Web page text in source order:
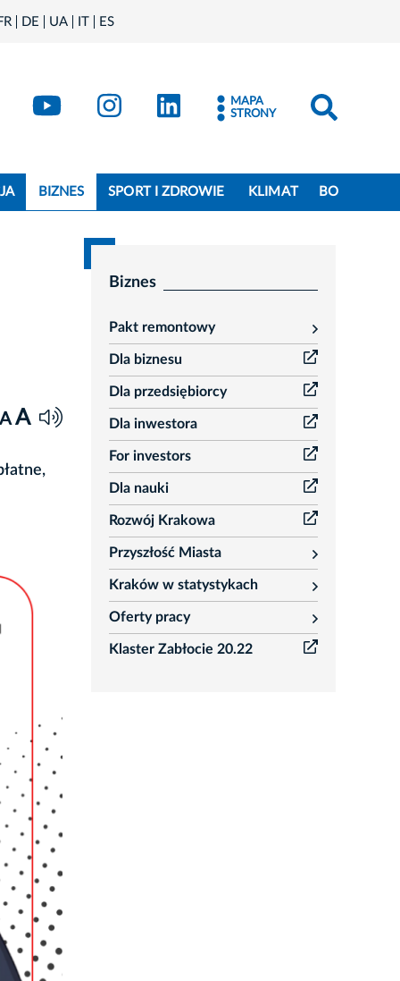
DE UA IT ES
Kraków - X
Kraków - YouTube
Kraków - Instagram
Kraków - LinkedIn
MAPA
STRONY
BIZNES SPORT I ZDROWIE KLIMAT BO
A A
Biznes
Pakt remontowy
rozwiń
Dla biznesu
Dla przedsiębiorcy
Dla inwestora
For investors
Dla nauki
Rozwój Krakowa
Przyszłość Miasta
rozwiń
Kraków w statystykach
rozwiń
Oferty pracy
rozwiń
Klaster Zabłocie 20.22